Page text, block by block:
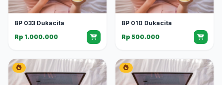
BP 033 Dukacita
Rp 1.000.000
BP 010 Dukacita
Rp 500.000